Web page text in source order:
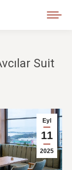
Suit
Eyl
11
2025